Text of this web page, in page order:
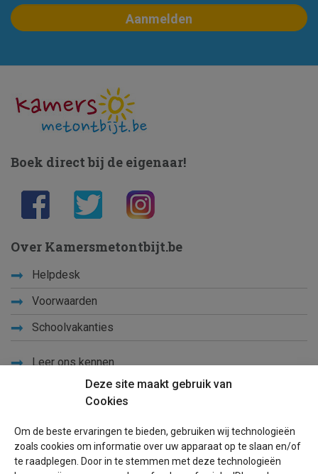
Deze site maakt gebruik van
Cookies
Om de beste ervaringen te bieden, gebruiken wij technologieën
zoals cookies om informatie over uw apparaat op te slaan en/of
te raadplegen. Door in te stemmen met deze technologieën
Boek direct bij de eigenaar!
Over Kamersmetontbijt.be
Helpdesk
Voorwaarden
Schoolvakanties
Leer ons kennen
Sitemap
Blog